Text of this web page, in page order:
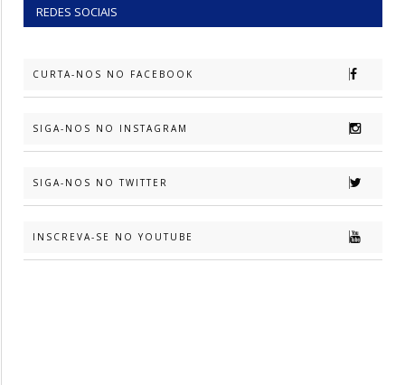
REDES SOCIAIS
CURTA-NOS NO FACEBOOK
SIGA-NOS NO INSTAGRAM
SIGA-NOS NO TWITTER
INSCREVA-SE NO YOUTUBE